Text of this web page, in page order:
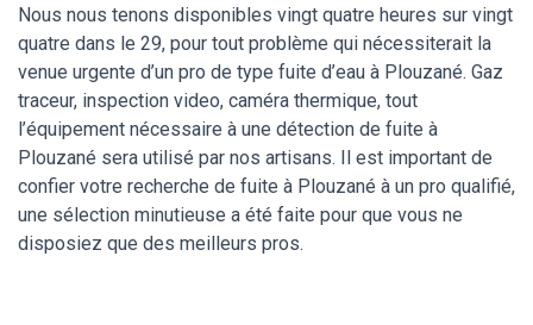
Nous nous tenons disponibles vingt quatre heures sur vingt
quatre dans le 29, pour tout problème qui nécessiterait la
venue urgente d’un pro de type fuite d’eau à Plouzané. Gaz
traceur, inspection video, caméra thermique, tout
l’équipement nécessaire à une détection de fuite à
Plouzané sera utilisé par nos artisans. Il est important de
confier votre recherche de fuite à Plouzané à un pro qualifié,
une sélection minutieuse a été faite pour que vous ne
disposiez que des meilleurs pros.